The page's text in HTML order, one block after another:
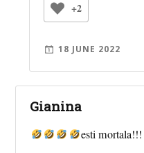
+2
18 JUNE 2022
Gianina
esti mortala!!!